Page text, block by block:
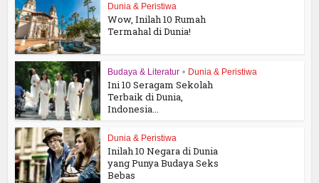
Dunia & Peristiwa
Wow, Inilah 10 Rumah
Termahal di Dunia!
Budaya & Literatur • Dunia & Peristiwa
Ini 10 Seragam Sekolah
Terbaik di Dunia,
Indonesia...
Dunia & Peristiwa
Inilah 10 Negara di Dunia
yang Punya Budaya Seks
Bebas